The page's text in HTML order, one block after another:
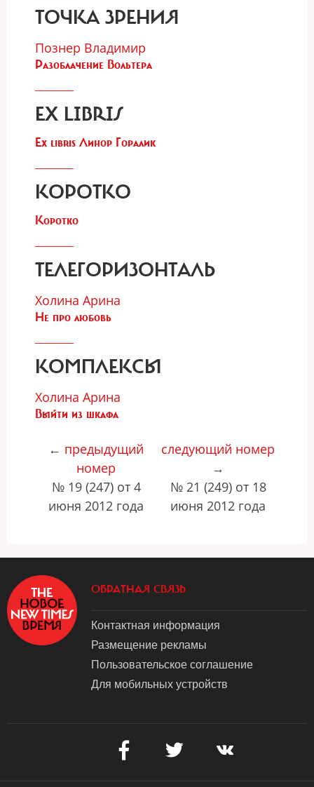
ТОЧКА ЗРЕНИЯ
Познер Владимир
Разоблачение Вольтера
EX LIBRIS
Ex libris Линор Горалик
КОРОТКО
Коротко
ТЕЛЕГОРИЗОНТАЛЬ
Холина Арина
Не про любовь
КОМПЛЕКСЫ
Холина Арина
Выйти из шкафа
← предыдущий
номер
№ 19 (247) от 4
июня 2012 года
следующий номер
→
№ 21 (249) от 18
июня 2012 года
ОБРАТНАЯ СВЯЗЬ
Контактная информация
Размещение рекламы
Пользовательское соглашение
Для мобильных устройств